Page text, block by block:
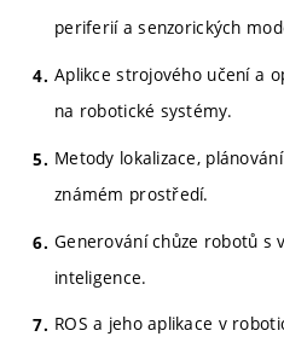
periferií a senzorických
Aplikce strojového učení a
na robotické systémy.
Metody lokalizace,
známém prostředí.
Generování chůze robotů s
inteligence.
ROS a jeho aplikace v